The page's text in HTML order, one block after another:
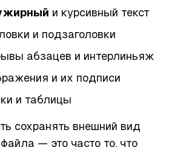
и курсивный текст
и подзаголовки
абзацев и интерлиньяж
и их подписи
и таблицы
сохранять внешний вид
— это часто то, что